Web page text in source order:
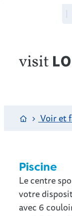
Website
Page
Voir et
Piscine
Le centre
votre
avec 6